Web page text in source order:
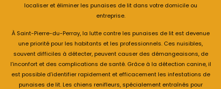
localiser et éliminer les punaises de lit dans votre domicile ou
entreprise.
À Saint-Pierre-du-Perray, la lutte contre les punaises de lit est devenue
une priorité pour les habitants et les professionnels. Ces nuisibles,
souvent difficiles à détecter, peuvent causer des démangeaisons, de
l’inconfort et des complications de santé. Grâce à la détection canine, il
est possible d’identifier rapidement et efficacement les infestations de
punaises de lit. Les chiens renifleurs, spécialement entraînés pour